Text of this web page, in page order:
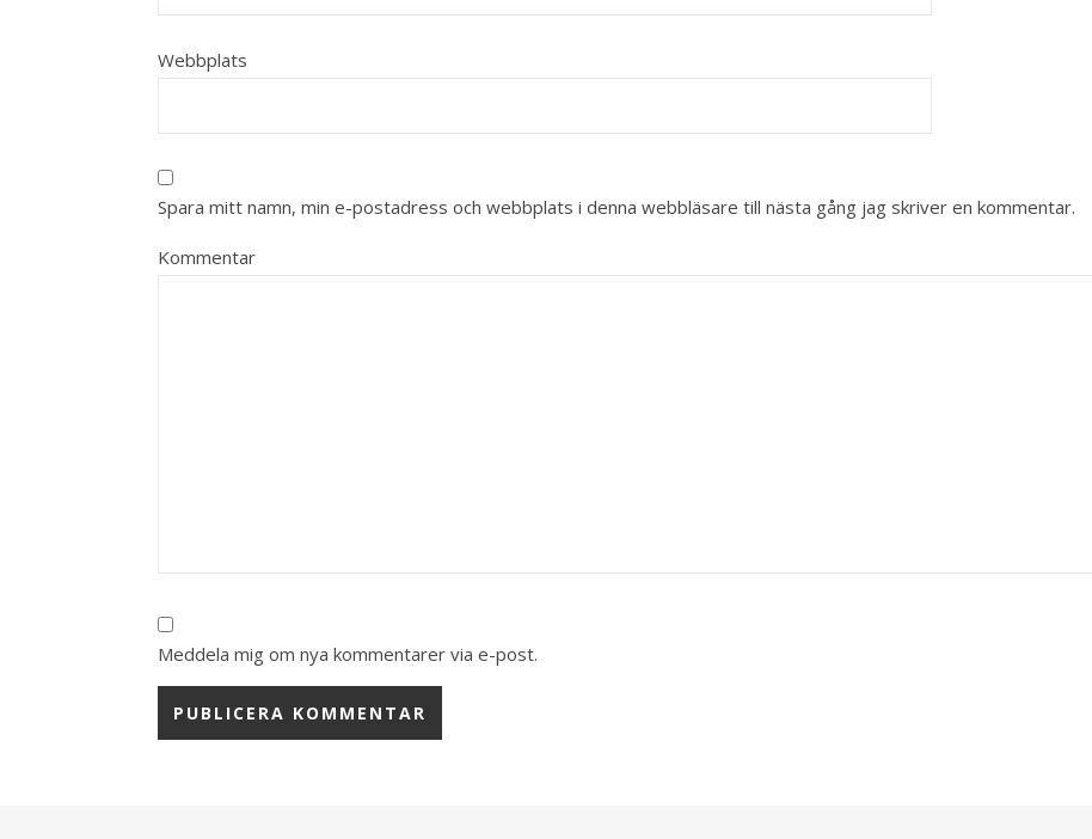
Webbplats
Spara mitt namn, min e-postadress och webbplats i denna webbläsare till nästa gång jag skriver en kommentar.
Kommentar
Meddela mig om nya kommentarer via e-post.